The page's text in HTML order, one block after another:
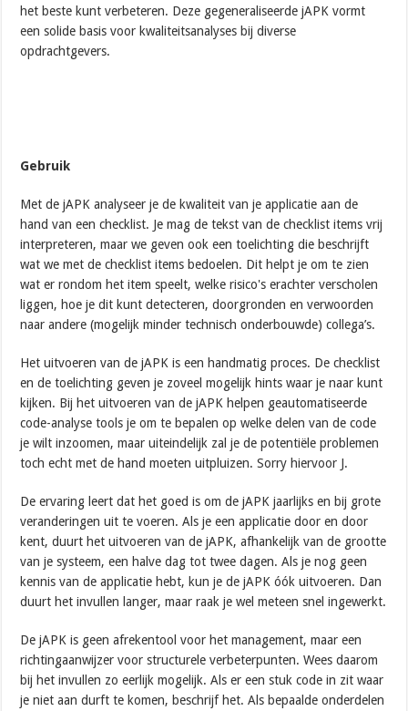
het beste kunt verbeteren. Deze gegeneraliseerde jAPK vormt
een solide basis voor kwaliteitsanalyses bij diverse
opdrachtgevers.
Gebruik
Met de jAPK analyseer je de kwaliteit van je applicatie aan de
hand van een checklist. Je mag de tekst van de checklist items vrij
interpreteren, maar we geven ook een toelichting die beschrijft
wat we met de checklist items bedoelen. Dit helpt je om te zien
wat er rondom het item speelt, welke risico's erachter verscholen
liggen, hoe je dit kunt detecteren, doorgronden en verwoorden
naar andere (mogelijk minder technisch onderbouwde) collega’s.
Het uitvoeren van de jAPK is een handmatig proces. De checklist
en de toelichting geven je zoveel mogelijk hints waar je naar kunt
kijken. Bij het uitvoeren van de jAPK helpen geautomatiseerde
code-analyse tools je om te bepalen op welke delen van de code
je wilt inzoomen, maar uiteindelijk zal je de potentiële problemen
toch echt met de hand moeten uitpluizen. Sorry hiervoor J.
De ervaring leert dat het goed is om de jAPK jaarlijks en bij grote
veranderingen uit te voeren. Als je een applicatie door en door
kent, duurt het uitvoeren van de jAPK, afhankelijk van de grootte
van je systeem, een halve dag tot twee dagen. Als je nog geen
kennis van de applicatie hebt, kun je de jAPK óók uitvoeren. Dan
duurt het invullen langer, maar raak je wel meteen snel ingewerkt.
De jAPK is geen afrekentool voor het management, maar een
richtingaanwijzer voor structurele verbeterpunten. Wees daarom
bij het invullen zo eerlijk mogelijk. Als er een stuk code in zit waar
je niet aan durft te komen, beschrijf het. Als bepaalde onderdelen